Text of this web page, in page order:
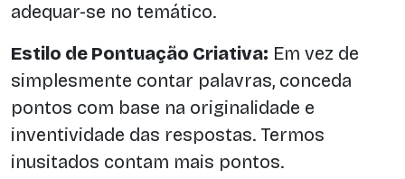
adequar-se no temático.
Estilo de Pontuação Criativa: Em vez de
simplesmente contar palavras, conceda
pontos com base na originalidade e
inventividade das respostas. Termos
inusitados contam mais pontos.